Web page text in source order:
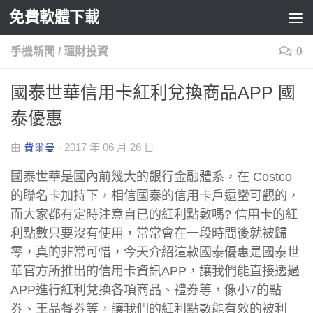
Skip to content
免費軟體下載
手機新聞 / 理財投資 0
國泰世華信用卡紅利兌換商品APP 國
泰優惠
由 費爾曼 · 2017 年 06 月 26 日
國泰世華是國內前幾大的銀行金融體系，在 Costco
的聯名卡加持下，相信國泰的信用卡戶還蠻可觀的，
而大家都有定時注意自已的紅利點數嗎? 信用卡的紅
利點數只要沒有使用，常常會在一段時間後就被歸
零，真的非常可惜，今天介紹這款國泰優惠是國泰世
華官方所推出的信用卡資訊APP，讓我們能直接透過
APP進行紅利兌換各項商品、禮券等，像小7的點
券、王品餐券等，讓我們的紅利點數能有效的被利